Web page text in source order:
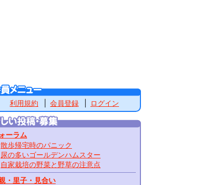
利用規約 会員登録 ログイン
ーラム
散歩帰宅時のパニック
尿の多いゴールデンハムスター
自家栽培の野菜と野草の注意点
・里子・見合い